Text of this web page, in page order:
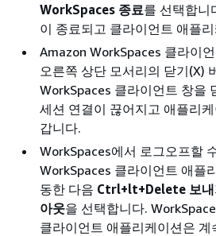
WorkSpaces 종료를 선택합니
이 종료되고 클라이언트 애플
Amazon WorkSpaces 클라이
오른쪽 상단 모서리의 닫기(X)
WorkSpaces 클라이언트 창을
세션 연결이 끊어지고 애플리
갑니다.
WorkSpaces에서 로그오프할
WorkSpaces 클라이언트 애플
동한 다음 Ctrl+lt+Delete 보내
아웃을 선택합니다.
클라이언트 애플리케이션은